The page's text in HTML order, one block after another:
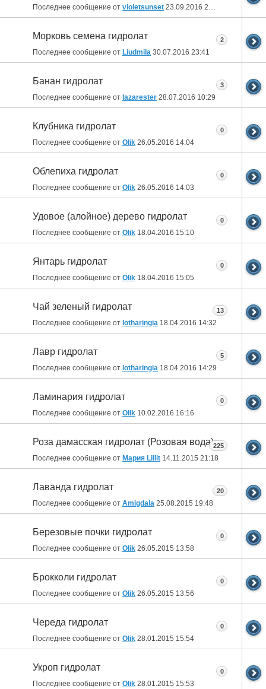
Последнее сообщение от violetsunset 23.09.2016 21:07
Морковь семена гидролат
Последнее сообщение от Liudmila 30.07.2016 23:41
2
Банан гидролат
Последнее сообщение от lazarester 28.07.2016 10:29
3
Клубника гидролат
Последнее сообщение от Olik 26.05.2016 14:04
0
Облепиха гидролат
Последнее сообщение от Olik 26.05.2016 14:03
0
Удовое (алойное) дерево гидролат
Последнее сообщение от Olik 18.04.2016 15:10
0
Янтарь гидролат
Последнее сообщение от Olik 18.04.2016 15:05
0
Чай зеленый гидролат
Последнее сообщение от lotharingia 18.04.2016 14:32
13
Лавр гидролат
Последнее сообщение от lotharingia 18.04.2016 14:29
5
Ламинария гидролат
Последнее сообщение от Olik 10.02.2016 16:16
0
Роза дамасская гидролат (Розовая вода)
Последнее сообщение от Мария Lillit 14.11.2015 21:18
225
Лаванда гидролат
Последнее сообщение от Amigdala 25.08.2015 19:48
20
Березовые почки гидролат
Последнее сообщение от Olik 26.05.2015 13:58
0
Брокколи гидролат
Последнее сообщение от Olik 26.05.2015 13:56
0
Череда гидролат
Последнее сообщение от Olik 28.01.2015 15:54
0
Укроп гидролат
Последнее сообщение от Olik 28.01.2015 15:53
0